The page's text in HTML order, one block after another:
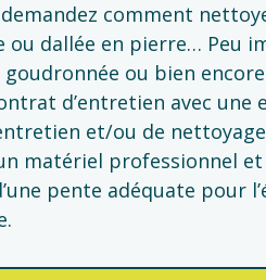
comment
ou dallée en pierre… Peu
goudronnée ou bien
d’entretien avec une
et/ou de
matériel professionnel
pente adéquate pour